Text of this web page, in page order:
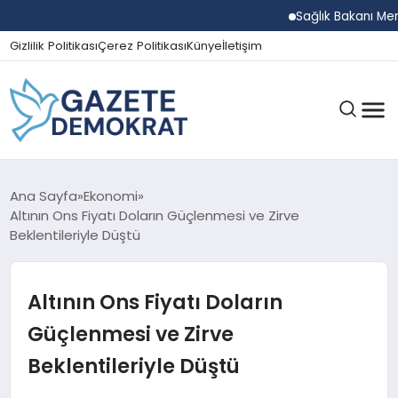
Sağlık Bakanı
Gizlilik PolitikasıÇerez PolitikasıKünyeİletişim
GÜNDEM
EKONOMI
SPOR
Ana Sayfa Ekonomi
Altının Ons Fiyatı Doların Güçlenmesi ve Zirve
Beklentileriyle Düştü
Altının Ons Fiyatı Doların
Güçlenmesi ve Zirve
Beklentileriyle Düştü